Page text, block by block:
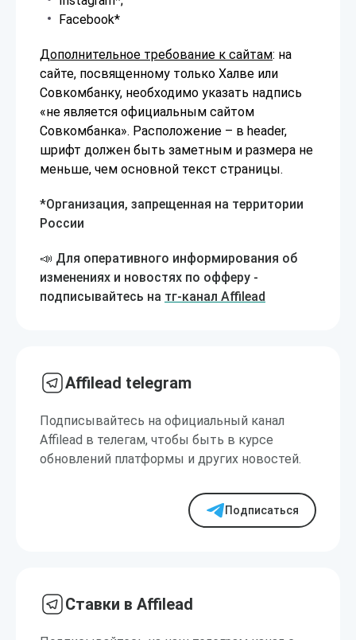
Facebook*
Дополнительное требование к сайтам: на
сайте, посвященному только Халве или
Совкомбанку, необходимо указать надпись
«не является официальным сайтом
Совкомбанка». Расположение – в header,
шрифт должен быть заметным и размера не
меньше, чем основной текст страницы.
*Организация, запрещенная на территории
России
📣 Для оперативного информирования об
изменениях и новостях по офферу -
подписывайтесь на тг-канал Affilead
Affilead telegram
Подписывайтесь на официальный канал
Affilead в телегам, чтобы быть в курсе
обновлений платформы и других новостей.
Подписаться
Ставки в Affilead